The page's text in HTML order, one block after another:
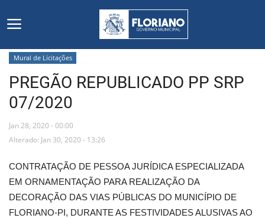
Início
Editais
Floriano
Secretarias e Órgãos
Mural de Licitações
Mural de Licitações
PREGÃO REPUBLICADO PP SRP
07/2020
Jan 28, 2020 - 00:00
Alterado: Jan 30, 2020 - 13:26
CONTRATAÇÃO DE PESSOA JURÍDICA ESPECIALIZADA
EM ORNAMENTAÇÃO PARA REALIZAÇÃO DA
DECORAÇÃO DAS VIAS PÚBLICAS DO MUNICÍPIO DE
FLORIANO-PI, DURANTE AS FESTIVIDADES ALUSIVAS AO